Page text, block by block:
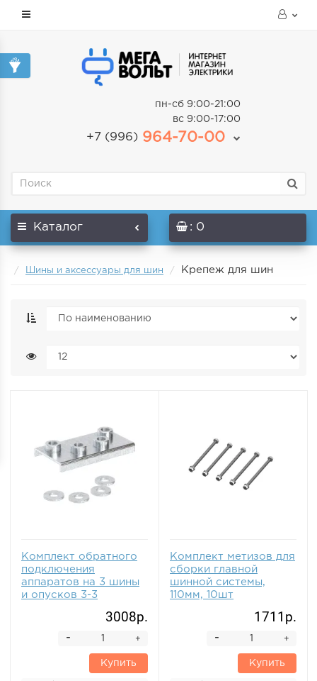
пн-сб 9:00-21:00
вс 9:00-17:00
+7 (996) 964-70-00
Каталог : 0
Шины и аксессуары для шин Крепеж для шин
Комплект обратного
подключения
аппаратов на 3 шины
и опусков 3-3
3008р.
+
-
Купить
Комплект метизов для
сборки главной
шинной системы,
110мм, 10шт
1711р.
+
-
Купить